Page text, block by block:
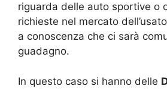
riguarda delle auto sportive o
richieste nel mercato
a conoscenza che ci sarà
guadagno.
In questo caso si hanno delle